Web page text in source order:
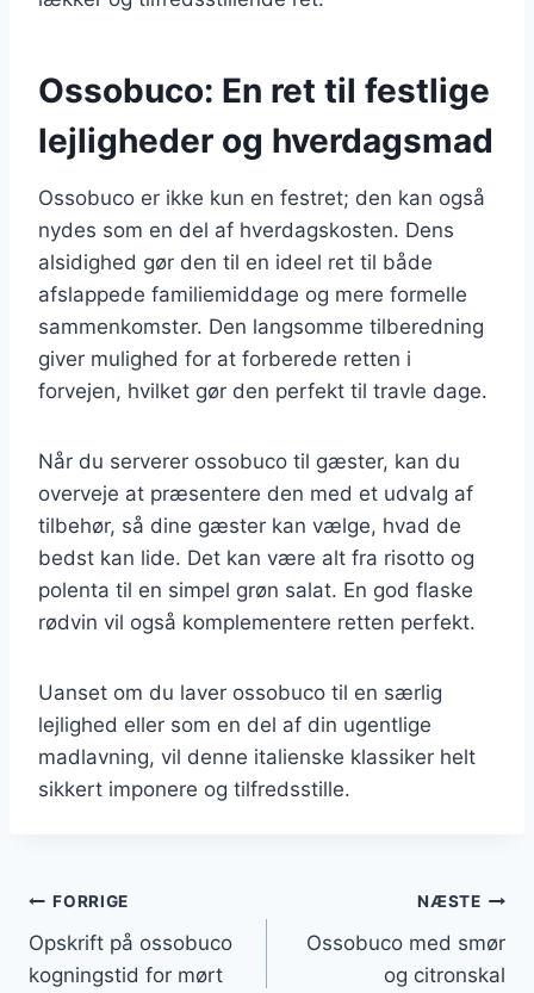
Ossobuco: En ret til festlige
lejligheder og hverdagsmad
Ossobuco er ikke kun en festret; den kan også
nydes som en del af hverdagskosten. Dens
alsidighed gør den til en ideel ret til både
afslappede familiemiddage og mere formelle
sammenkomster. Den langsomme tilberedning
giver mulighed for at forberede retten i
forvejen, hvilket gør den perfekt til travle dage.
Når du serverer ossobuco til gæster, kan du
overveje at præsentere den med et udvalg af
tilbehør, så dine gæster kan vælge, hvad de
bedst kan lide. Det kan være alt fra risotto og
polenta til en simpel grøn salat. En god flaske
rødvin vil også komplementere retten perfekt.
Uanset om du laver ossobuco til en særlig
lejlighed eller som en del af din ugentlige
madlavning, vil denne italienske klassiker helt
sikkert imponere og tilfredsstille.
Indlægsnavigation
FORRIGE
Opskrift på ossobuco
kogningstid for mørt
NÆSTE
Ossobuco med smør
og citronskal